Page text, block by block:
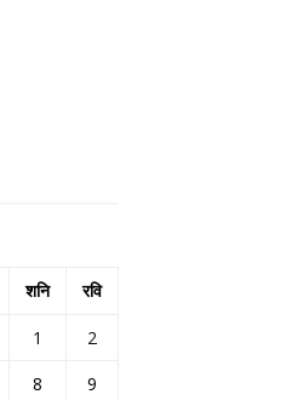
शनि रवि
1
2
8
9